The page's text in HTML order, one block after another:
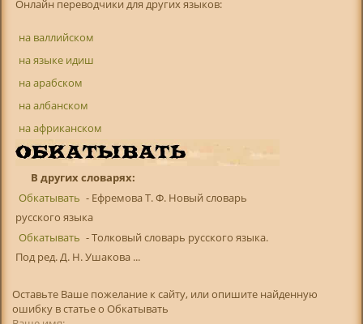
Онлайн переводчики для других языков:
на валлийском
на языке идиш
на арабском
на албанском
на африканском
В других словарях:
Обкатывать - Ефремова Т. Ф. Новый словарь
русского языка
Обкатывать - Толковый словарь русского языка.
Под ред. Д. Н. Ушакова ...
Оставьте Ваше пожелание к сайту, или опишите найденную
ошибку в статье о Обкатывать